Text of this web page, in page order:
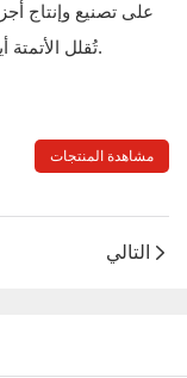
على تصنيع وإنتاج
تُقلل الأتمتة أيضًا من الأخطاء البشرية، وتُبسط عملية الإنتاج.
مشاهدة المنتجات
التالي